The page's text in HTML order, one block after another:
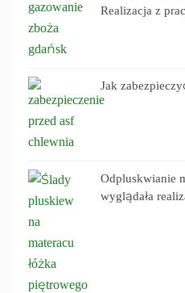
Realizacja z
Jak
Odpluskwianie
wyglądała